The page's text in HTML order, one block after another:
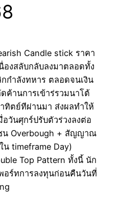
Candle stick ราคา
องสลับกลับลงมาตลอดทั้ง
กำลังทหาร ตลอดจนเงิน
ค้านการเข้าร่รวมนาโต้
ทิตย์ทีผ่านมา ส่งผลทำให้
วันศุกร์ปรับตัวร่วงลงต่อ
น Overbough + สัญญาณ
น timeframe Day)
Top Pattern ทั้งนี้ นัก
อร์ทการลงทุนก่อนคืนวันที่